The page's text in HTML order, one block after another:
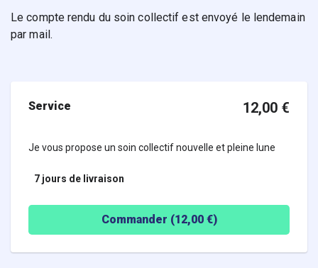
Le compte rendu du soin collectif est envoyé le lendemain
par mail.
Service 12,00 €
Je vous propose un soin collectif nouvelle et pleine lune
7 jours de livraison
Commander (12,00€)